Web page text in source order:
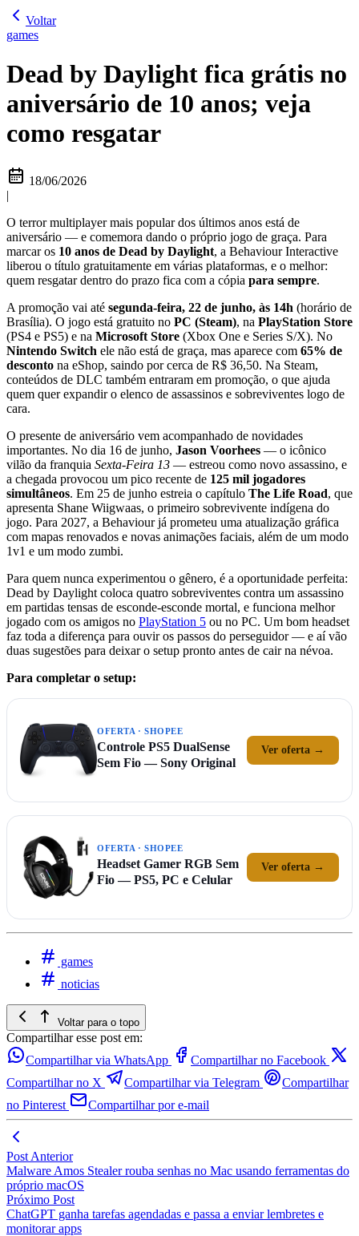
Voltar
games
Dead by Daylight fica grátis no
aniversário de 10 anos; veja
como resgatar
18/06/2026
|
O terror multiplayer mais popular dos últimos anos está de
aniversário — e comemora dando o próprio jogo de graça. Para
marcar os 10 anos de Dead by Daylight, a Behaviour Interactive
liberou o título gratuitamente em várias plataformas, e o melhor:
quem resgatar dentro do prazo fica com a cópia para sempre.
A promoção vai até segunda-feira, 22 de junho, às 14h (horário de
Brasília). O jogo está gratuito no PC (Steam), na PlayStation Store
(PS4 e PS5) e na Microsoft Store (Xbox One e Series S/X). No
Nintendo Switch ele não está de graça, mas aparece com 65% de
desconto na eShop, saindo por cerca de R$ 36,50. Na Steam,
conteúdos de DLC também entraram em promoção, o que ajuda
quem quer expandir o elenco de assassinos e sobreviventes logo de
cara.
O presente de aniversário vem acompanhado de novidades
importantes. No dia 16 de junho, Jason Voorhees — o icônico
vilão da franquia Sexta-Feira 13 — estreou como novo assassino, e
a chegada provocou um pico recente de 125 mil jogadores
simultâneos. Em 25 de junho estreia o capítulo The Life Road, que
apresenta Shane Wiigwaas, o primeiro sobrevivente indígena do
jogo. Para 2027, a Behaviour já prometeu uma atualização gráfica
com mapas renovados e novas animações faciais, além de um modo
1v1 e um modo zumbi.
Para quem nunca experimentou o gênero, é a oportunidade perfeita:
Dead by Daylight coloca quatro sobreviventes contra um assassino
em partidas tensas de esconde-esconde mortal, e funciona melhor
jogado com os amigos no PlayStation 5 ou no PC. Um bom headset
faz toda a diferença para ouvir os passos do perseguidor — e aí vão
duas sugestões para deixar o setup pronto antes de cair na névoa.
Para completar o setup:
OFERTA · SHOPEE
Controle PS5 DualSense
Sem Fio — Sony Original
Ver oferta →
OFERTA · SHOPEE
Headset Gamer RGB Sem
Fio — PS5, PC e Celular
Ver oferta →
games
noticias
Voltar para o topo
Compartilhar esse post em:
Compartilhar via WhatsApp
Compartilhar no Facebook
Compartilhar no X
Compartilhar via Telegram
Compartilhar
no Pinterest
Compartilhar por e-mail
Post Anterior
Malware Amos Stealer rouba senhas no Mac usando ferramentas do
próprio macOS
Próximo Post
ChatGPT ganha tarefas agendadas e passa a enviar lembretes e
monitorar apps